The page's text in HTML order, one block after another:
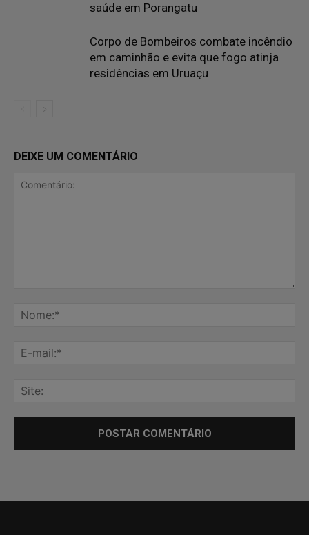
saúde em Porangatu
Corpo de Bombeiros combate incêndio
em caminhão e evita que fogo atinja
residências em Uruaçu
DEIXE UM COMENTÁRIO